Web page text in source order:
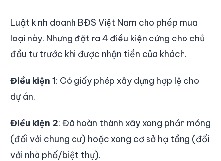
Luật kinh doanh BĐS Việt Nam cho phép mua
loại này. Nhưng đặt ra 4 điều kiện cứng cho chủ
đầu tư trước khi được nhận tiền của khách.
Điều kiện 1: Có giấy phép xây dựng hợp lệ cho
dự án.
Điều kiện 2: Đã hoàn thành xây xong phần móng
(đối với chung cư) hoặc xong cơ sở hạ tầng (đối
với nhà phố/biệt thự).